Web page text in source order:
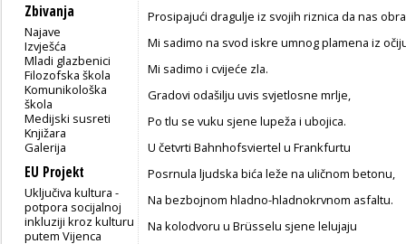
Zbivanja
Najave
Izvješća
Mladi glazbenici
Filozofska škola
Komunikološka
škola
Medijski susreti
Knjižara
Galerija
EU Projekt
Uključiva kultura -
potpora socijalnoj
inkluziji kroz kulturu
putem Vijenca
Prosipajući dragulje iz svojih riznica da nas
Mi sadimo na svod iskre umnog plamena iz
Mi sadimo i cvijeće zla.
Gradovi odašilju uvis svjetlosne mrlje,
Po tlu se vuku sjene lupeža i ubojica.
U četvrti Bahnhofsviertel u Frankfurtu
Posrnula ljudska bića leže na uličnom betonu,
Na bezbojnom hladno-hladnokrvnom asfaltu.
Na kolodvoru u Brüsselu sjene lelujaju